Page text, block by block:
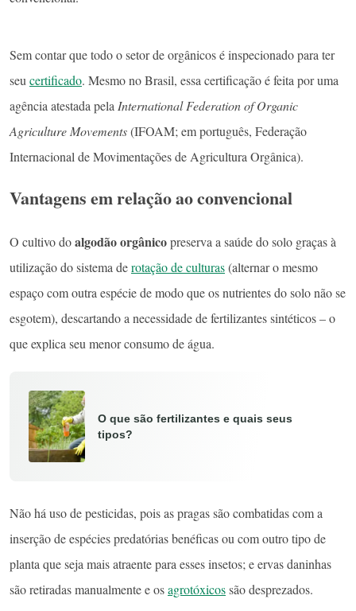
Sem contar que todo o setor de orgânicos é inspecionado para ter
seu certificado. Mesmo no Brasil, essa certificação é feita por uma
agência atestada pela International Federation of Organic
Agriculture Movements(IFOAM; em português, Federação
Internacional de Movimentações de Agricultura Orgânica).
Vantagens em relação ao convencional
O cultivo doalgodão orgânicopreserva a saúde do solo graças à
utilização do sistema derotação de culturas(alternar o mesmo
espaço com outra espécie de modo que os nutrientes do solo não se
esgotem), descartando a necessidade de fertilizantes sintéticos – o
que explica seu menor consumo de água.
O que são fertilizantes e quais seus
tipos?
Não há uso de pesticidas, pois as pragas são combatidas com a
inserção de espécies predatórias benéficas ou com outro tipo de
planta que seja mais atraente para esses insetos; e ervas daninhas
são retiradas manualmente e osagrotóxicossão desprezados.